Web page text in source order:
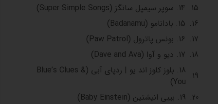
14. سوپر سیمپل سانگز (Super Simple Songs)
15. بادانامو (Badanamu)
16. بونس پاترول (Paw Patrol)
17. دیو و آوا (Dave and Ava)
18. بلوز کلوز اند یو | ردپای آبی (Blue’s Clues &
You)
19. بیبی انیشتین (Baby Einstein)